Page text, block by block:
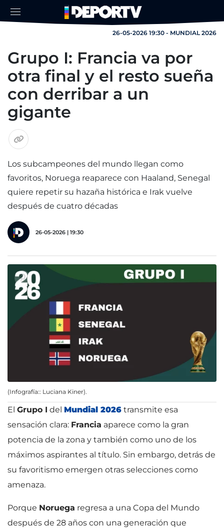
26-05-2026 19:30 - MUNDIAL 2026
Grupo I: Francia va por
otra final y el resto sueña
con derribar a un
gigante
Los subcampeones del mundo llegan como
favoritos, Noruega reaparece con Haaland, Senegal
quiere repetir su hazaña histórica e Irak vuelve
después de cuatro décadas
26-05-2026 | 19:30
(Infografía:: Luciana Kiner).
El Grupo I del Mundial 2026 transmite esa
sensación clara: Francia aparece como la gran
potencia de la zona y también como uno de los
máximos aspirantes al título. Sin embargo, detrás de
su favoritismo emergen otras selecciones como
amenaza.
Porque Noruega regresa a una Copa del Mundo
después de 28 años con una generación que